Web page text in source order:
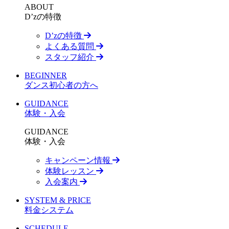
ABOUT
D’zの特徴
D’zの特徴
よくある質問
スタッフ紹介
BEGINNER
ダンス初心者の方へ
GUIDANCE
体験・入会
GUIDANCE
体験・入会
キャンペーン情報
体験レッスン
入会案内
SYSTEM & PRICE
料金システム